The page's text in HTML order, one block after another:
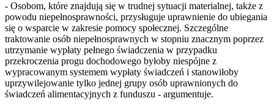
- Osobom, które znajdują się w trudnej sytuacji materialnej, także z
powodu niepełnosprawności, przysługuje uprawnienie do ubiegania
się o wsparcie w zakresie pomocy społecznej. Szczególne
traktowanie osób niepełnosprawnych w stopniu znacznym poprzez
utrzymanie wypłaty pełnego świadczenia w przypadku
przekroczenia progu dochodowego byłoby niespójne z
wypracowanym systemem wypłaty świadczeń i stanowiłoby
uprzywilejowanie tylko jednej grupy osób uprawnionych do
świadczeń alimentacyjnych z funduszu - argumentuje.